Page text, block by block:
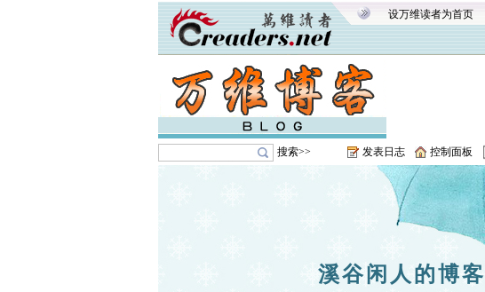
设万维读者为首页
搜索>> 发表日志 控制面板
溪谷闲人的博客